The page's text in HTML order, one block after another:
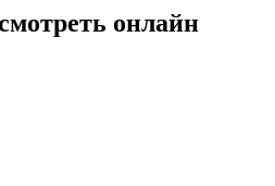
онлайн